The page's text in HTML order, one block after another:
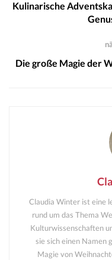
Kulinarische
Die große Magie der
Claudia Winter ist eine
rund um das Thema
Kulturwissenschaften
sie sich einen Namen
Magie von